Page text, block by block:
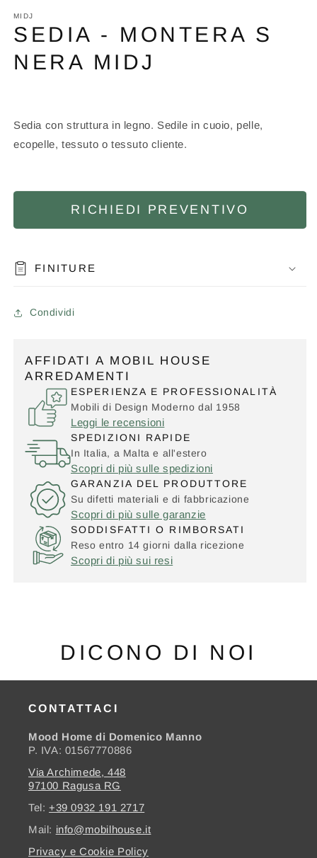
multimediali
1
in
modale
MIDJ
SEDIA - MONTERA S
NERA MIDJ
Sedia con struttura in legno. Sedile in cuoio, pelle,
ecopelle, tessuto o tessuto cliente.
RICHIEDI PREVENTIVO
FINITURE
Condividi
AFFIDATI A MOBIL HOUSE
ARREDAMENTI
ESPERIENZA E PROFESSIONALITÀ
Mobili di Design Moderno dal 1958
Leggi le recensioni
SPEDIZIONI RAPIDE
In Italia, a Malta e all'estero
Scopri di più sulle spedizioni
GARANZIA DEL PRODUTTORE
Su difetti materiali e di fabbricazione
Scopri di più sulle garanzie
SODDISFATTI O RIMBORSATI
Reso entro 14 giorni dalla ricezione
Scopri di più sui resi
DICONO DI NOI
CONTATTACI
Mood Home di Domenico Manno
P. IVA: 01567770886
Via Archimede, 448
97100 Ragusa RG
Tel: +39 0932 191 2717
Mail: info@mobilhouse.it
Privacy e Cookie Policy